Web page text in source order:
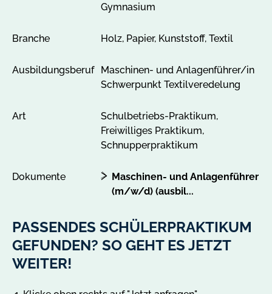
Gymnasium
Branche Holz, Papier, Kunststoff, Textil
Ausbildungsberuf
Maschinen- und Anlagenführer/in
Schwerpunkt Textilveredelung
Art
Schulbetriebs-Praktikum,
Freiwilliges Praktikum,
Schnupperpraktikum
Dokumente
Maschinen- und Anlagenführer
(m/w/d) (ausbil...
PASSENDES SCHÜLERPRAKTIKUM
GEFUNDEN? SO GEHT ES JETZT
WEITER!